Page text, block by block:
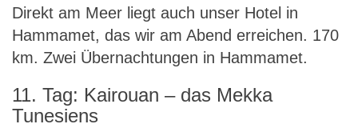
Direkt am Meer liegt auch unser Hotel in
Hammamet, das wir am Abend erreichen. 170
km. Zwei Übernachtungen in Hammamet.
11. Tag: Kairouan – das Mekka
Tunesiens